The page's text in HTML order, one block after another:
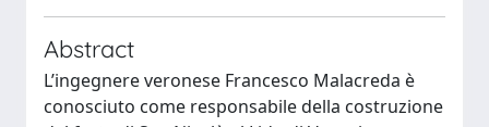
Abstract
L’ingegnere veronese Francesco Malacreda è
conosciuto come responsabile della costruzione